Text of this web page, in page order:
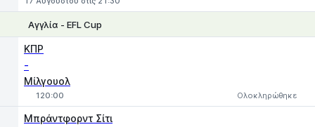
Αγγλία - EFL Cup
ΚΠΡ
-
Μίλγουολ
120:00
Ολοκληρώθηκε
Μπράντφορντ Σίτι